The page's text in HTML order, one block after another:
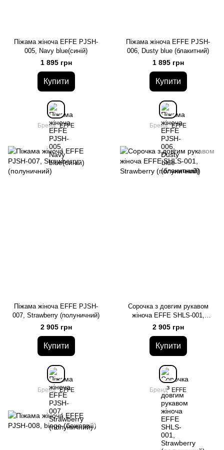
Піжама жіноча EFFE PJSH-
005, Navy blue(синій)
1 895 грн
Купити
Бренд EFFE
Піжама жіноча EFFE PJSH-
006, Dusty blue (блакитний)
1 895 грн
Купити
Бренд EFFE
Піжама жіноча EFFE PJSH-
007, Strawberry (полуничний)
2 905 грн
Купити
Бренд EFFE
Сорочка з довгим рукавом
жіноча EFFE SHLS-001,
Strawberry (полуничний)
2 905 грн
Купити
Бренд EFFE